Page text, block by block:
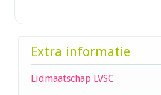
Extra informatie
Lidmaatschap LVSC